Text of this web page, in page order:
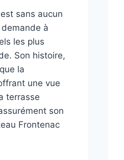
sans aucun
demande à
les plus
Son histoire,
la
une vue
terrasse
son
Frontenac